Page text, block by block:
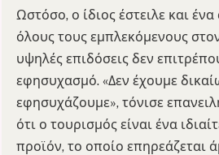
Ωστόσο, ο ίδιος έστειλε και
όλους τους εμπλεκόμενους
υψηλές επιδόσεις δεν
εφησυχασμό. «Δεν έχουμε
εφησυχάζουμε», τόνισε
ότι ο τουρισμός είναι ένα
προϊόν, το οποίο επηρεάζεται